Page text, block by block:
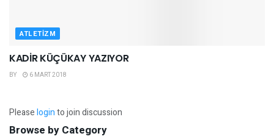
ATLETIZM
KADİR KÜÇÜKAY YAZIYOR
BY 6 MART 2018
Pleaseloginto join discussion
Browse by Category